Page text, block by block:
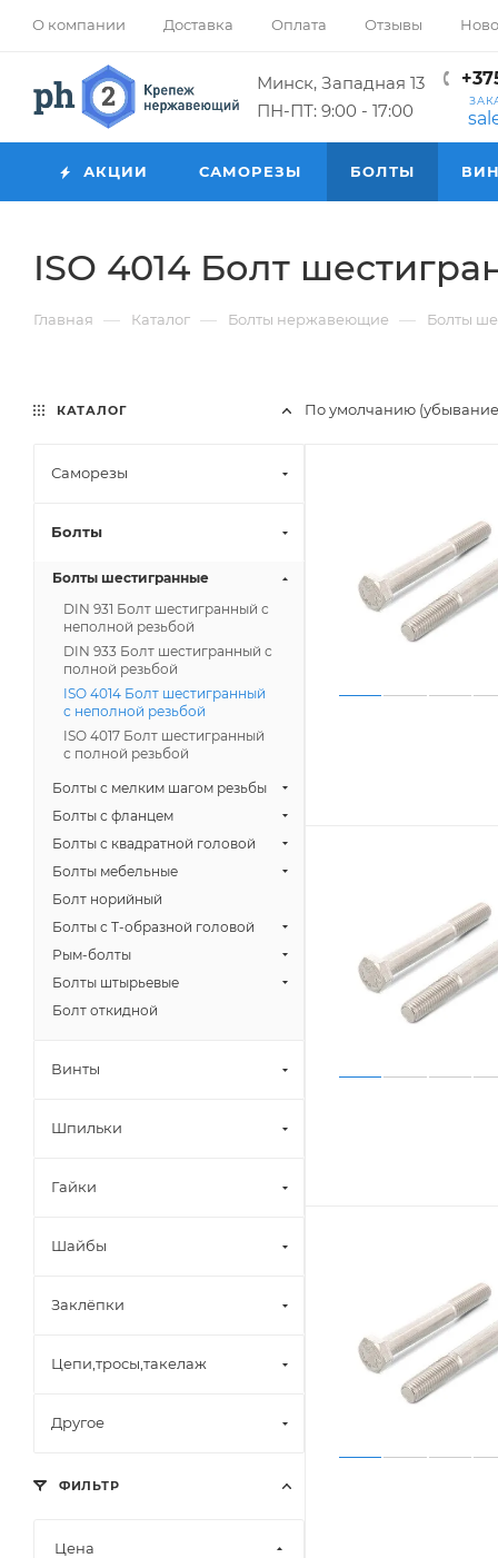
О компании Доставка Оплата Отзывы
Минск, Западная 13
ПН-ПТ: 9:00 - 17:00
АКЦИИ САМОРЕЗЫ БОЛТЫ
ISO 4014 Болт
Главная — Каталог — Болты нержавеющие — Болты
По умолчанию
КАТАЛОГ
Саморезы
Болты
Болты шестигранные
DIN 931 Болт шестигранный с
неполной резьбой
DIN 933 Болт шестигранный с
полной резьбой
ISO 4014 Болт шестигранный
с неполной резьбой
ISO 4017 Болт шестигранный
с полной резьбой
Болты с мелким шагом резьбы
Болты с фланцем
Болты с квадратной головой
Болты мебельные
Болт норийный
Болты с Т-образной головой
Рым-болты
Болты штырьевые
Болт откидной
Винты
Шпильки
Гайки
Шайбы
Заклёпки
Цепи,тросы,такелаж
Другое
ФИЛЬТР
Цена